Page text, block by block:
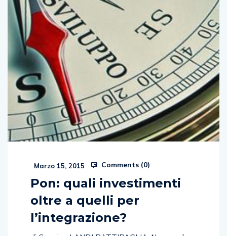
Pon: quali investimenti
oltre a quelli per
l’integrazione?